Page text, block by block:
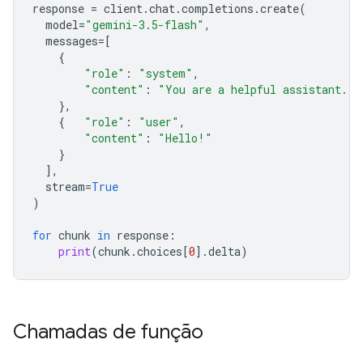
response = client.chat.completions .create(
model="gemini-3.5-flash" ,
messages=[
{
"role" : "system" ,
"content" :
"You are a helpful assistant."
},
{
"role" : "user" ,
"content" :
"Hello!"
}
],
stream=True
)
for chunk in response :
print(chunk .choices[0] .delta)
Chamadas de função